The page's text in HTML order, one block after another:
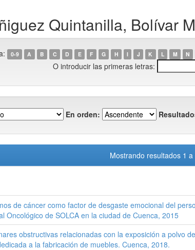
Quintanilla, Bolívar
0-9 A B C D E F G H I J K L M N
O introducir las primeras letras:
En orden:
Mostrando resultados 1
de cáncer como factor de desgaste emocional del
Oncológico de SOLCA en la ciudad de Cuenca, 2015
obstructivas relacionadas con la exposición a polvo
a la fabricación de muebles. Cuenca, 2018.